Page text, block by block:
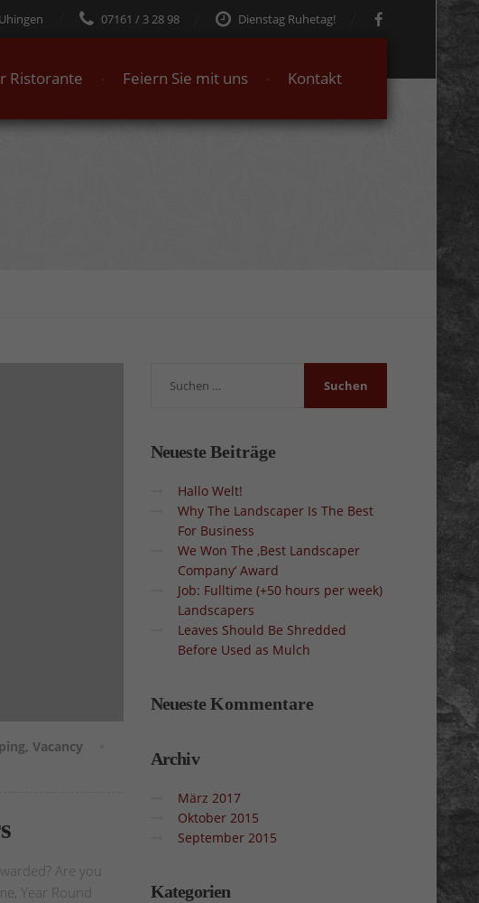
07161 / 3 28 98 Dienstag Ruhetag!
Ristorante Feiern Sie mit uns Kontakt
, Vacancy
Are you
Year Round
NeuesteBeiträge
Hallo Welt!
Why The Landscaper Is The Best
For Business
We Won The ‚Best Landscaper
Company‘ Award
Job: Fulltime (+50 hours per week)
Landscapers
Leaves Should Be Shredded
Before Used as Mulch
NeuesteKommentare
Archiv
März 2017
Oktober 2015
September 2015
Kategorien